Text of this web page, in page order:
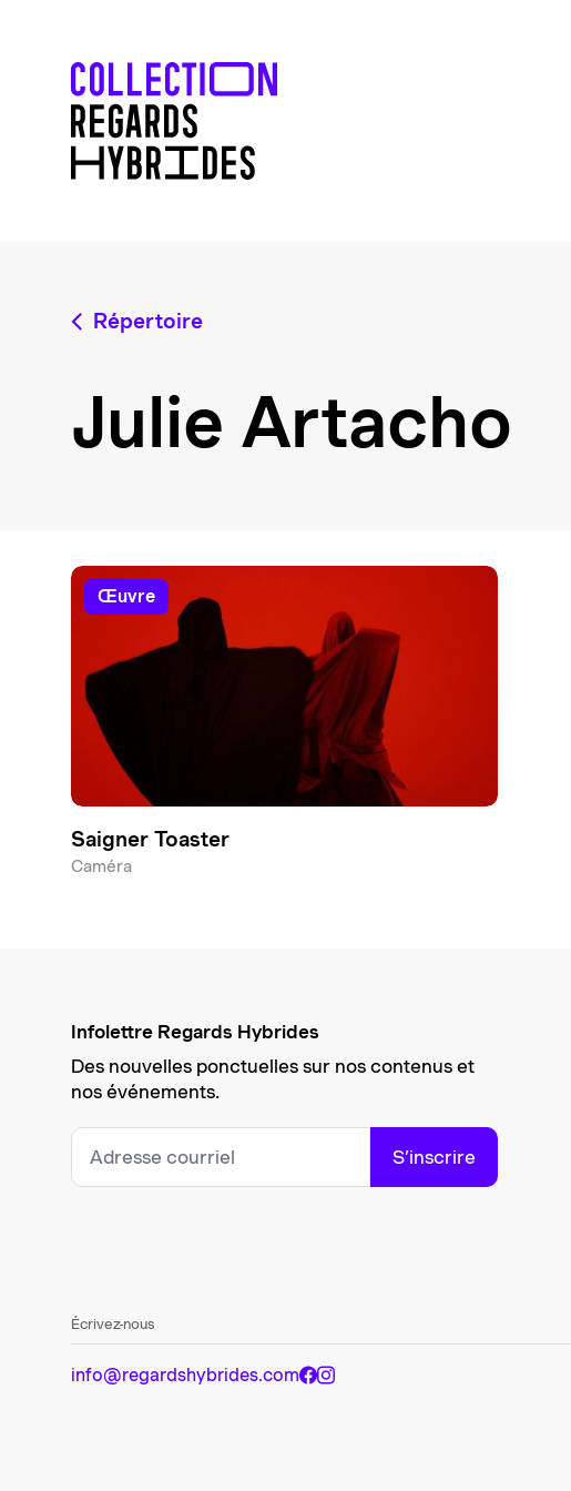
Répertoire
Julie Artacho
œuvre
Saigner Toaster
Caméra
Infolettre Regards Hybrides
Des nouvelles ponctuelles sur nos contenus et
nos événements.
S’inscrire
Écrivez-nous
info@regardshybrides.com